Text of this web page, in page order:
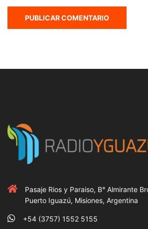
Pasaje Rios y Paraiso, B° Almirante
Puerto Iguazú, Misiones, Argentina
+54 (3757) 1552 5155